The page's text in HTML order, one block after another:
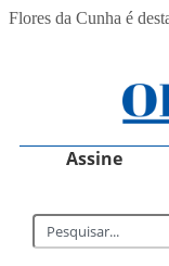
Flores da Cunha é
Assine